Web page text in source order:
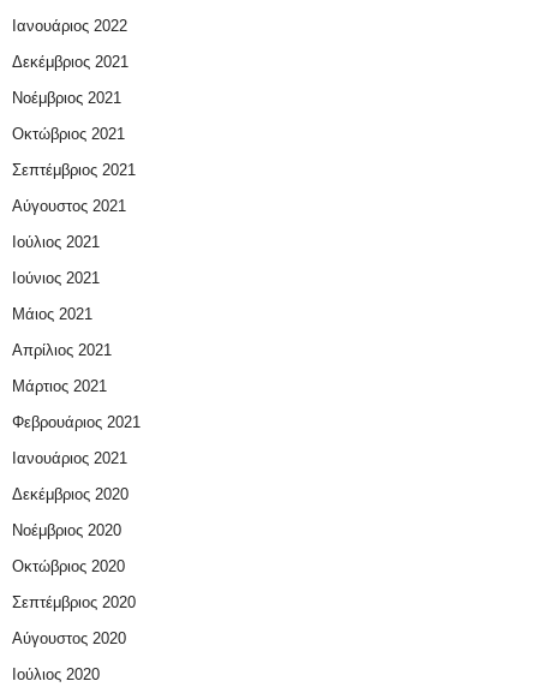
Ιανουάριος 2022
Δεκέμβριος 2021
Νοέμβριος 2021
Οκτώβριος 2021
Σεπτέμβριος 2021
Αύγουστος 2021
Ιούλιος 2021
Ιούνιος 2021
Μάιος 2021
Απρίλιος 2021
Μάρτιος 2021
Φεβρουάριος 2021
Ιανουάριος 2021
Δεκέμβριος 2020
Νοέμβριος 2020
Οκτώβριος 2020
Σεπτέμβριος 2020
Αύγουστος 2020
Ιούλιος 2020